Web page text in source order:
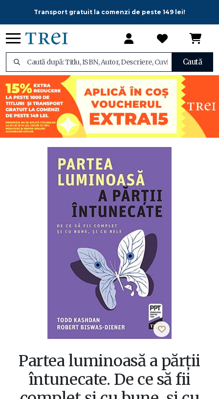
Transport gratuit la comenzi de peste 149 lei!
Caută
Partea luminoasă a părţii
întunecate. De ce să fii